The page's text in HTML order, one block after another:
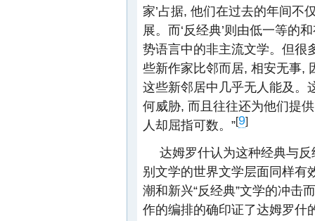
家’占据, 他们在过去的年间不
展。而‘反经典’则由低一等的
势语言中的非主流文学。但很
些新作家比邻而居, 相安无事,
这些新邻居中几乎无人能及。
何威胁, 而且往往还为他们提
人却屈指可数。”[9]
达姆罗什认为这种经典与
别文学的世界文学层面同样有
潮和新兴“反经典”文学的冲击
作的编排的确印证了达姆罗什